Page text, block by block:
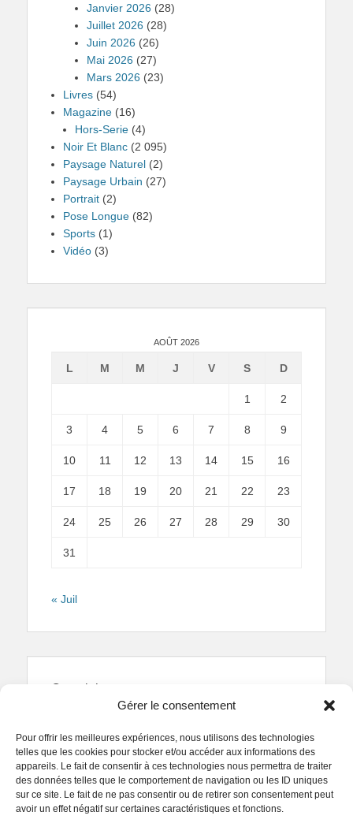
Gérer le consentement
Pour offrir les meilleures expériences, nous utilisons des technologies
telles que les cookies pour stocker et/ou accéder aux informations des
appareils. Le fait de consentir à ces technologies nous permettra de traiter
des données telles que le comportement de navigation ou les ID uniques
sur ce site. Le fait de ne pas consentir ou de retirer son consentement peut
avoir un effet négatif sur certaines caractéristiques et fonctions.
Janvier 2026 (28)
Juillet 2026 (28)
Juin 2026 (26)
Mai 2026 (27)
Mars 2026 (23)
Livres (54)
Magazine (16)
Hors-Serie (4)
Noir Et Blanc (2 095)
Paysage Naturel (2)
Paysage Urbain (27)
Portrait (2)
Pose Longue (82)
Sports (1)
Vidéo (3)
AOÛT 2026
L M M J V S D
1 2
3 4 5 6 7 8 9
10 11 12 13 14 15 16
17 18 19 20 21 22 23
24 25 26 27 28 29 30
31
« Juil
Copyright
Reproduction interdite.Textes et photographies
© Regards Parisiens 2011-2026.